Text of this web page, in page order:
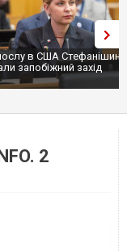
не передасть Україні
ракет до Patriot, бо у
2